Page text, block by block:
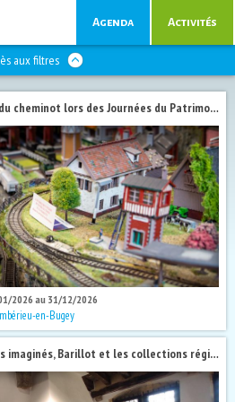
Agenda Activités
aux filtres
Visites découverte au musée du cheminot lors des Journées du Patrimoine 2026
2026 au 31/12/2026
en-Bugey
Exposition immersive : espaces imaginés, Barillot et les collections régionales